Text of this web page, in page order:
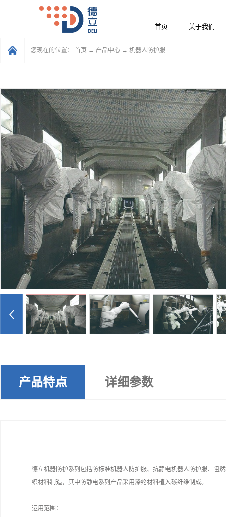
首页 关于我们
您现在的位置： 首页 → 产品中心 → 机器人防护服
产品特点 详细参数
德立机器防护系列包括防标准机器人防护服、抗静电机器人防护服、阻
织材料制造，其中防静电系列产品采用涤纶材料植入碳纤维制成。
运用范围：